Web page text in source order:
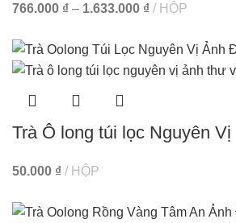
766.000 ₫ – 1.633.000 ₫ HỘP
Trà Ô long túi lọc Nguyên Vị
50.000 ₫ HỘP